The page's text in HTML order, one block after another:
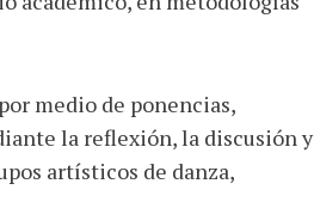
medio de ponencias,
la reflexión, la discusión y
artísticos de danza,